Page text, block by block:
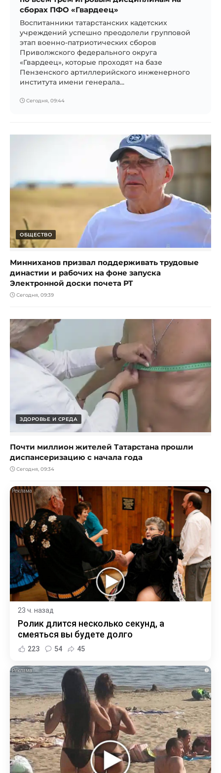
сборах ПФО «Гвардеец»
Воспитанники татарстанских кадетских
учреждений успешно преодолели групповой
этап военно-патриотических сборов
Приволжского федерального округа
«Гвардеец», которые проходят на базе
Пензенского артиллерийского инженерного
института имени генерала...
Сегодня, 09:44
ОБЩЕСТВО
Минниханов призвал поддерживать трудовые
династии и рабочих на фоне запуска
Электронной доски почета РТ
Сегодня, 09:39
ЗДОРОВЬЕ И СРЕДА
Почти миллион жителей Татарстана прошли
диспансеризацию с начала года
Сегодня, 09:34
i
23 ч. назад
Ролик длится несколько секунд, а
смеяться вы будете долго
223 54 45
i